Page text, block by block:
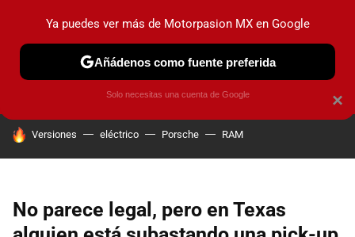
PRUEBAS INDUSTRIA HOY NO CIRCULA
HOY SE HABLA DE
Versiones eléctrico Porsche RAM
No parece legal, pero en Texas
×
Ya puedes ver más de Motorpasion MX en Google
Añádenos como fuente preferida
Solo necesitas una cuenta de Google